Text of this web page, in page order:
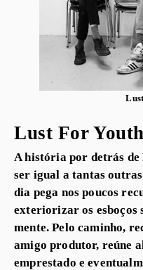
Lust For Youth
A história por detrás de
ser igual a tantas
dia pega nos poucos
exteriorizar os esboços
mente. Pelo caminho,
amigo produtor, reúne
emprestado e